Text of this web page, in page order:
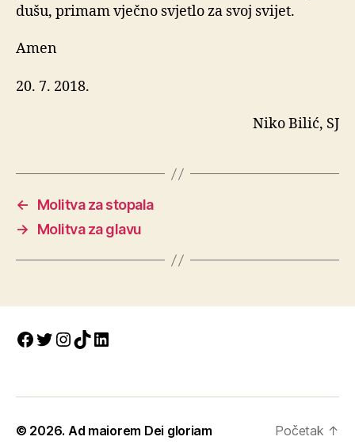
dušu, primam vječno svjetlo za svoj svijet.
Amen
20. 7. 2018.
Niko Bilić, SJ
←
Molitva za stopala
→
Molitva za glavu
Facebook
Twitter
Instagram
TikTokLinkedIn
© 2026. Ad maiorem Dei gloriam Početak ↑